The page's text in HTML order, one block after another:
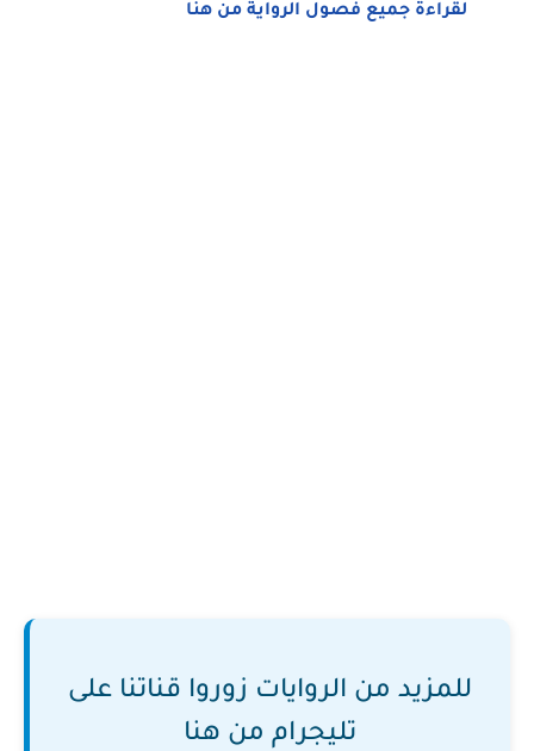
لقراءة جميع فصول الرواية من هنا
للمزيد من الروايات زوروا قناتنا على
تليجرام من هنا